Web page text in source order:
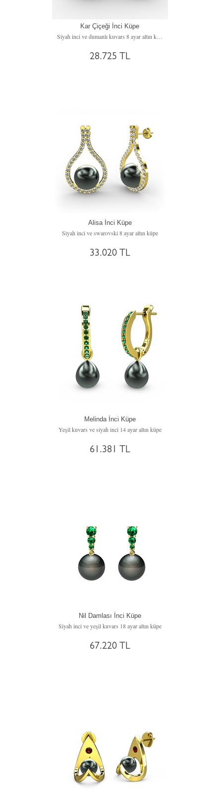
Kar Çiçeği İnci Küpe
Siyah inci ve dumanlı kuvars 8 ayar altın küpe
28.725 TL
Alisa İnci Küpe
Siyah inci ve swarovski 8 ayar altın küpe
33.020 TL
Melinda İnci Küpe
Yeşil kuvars ve siyah inci 14 ayar altın küpe
61.381 TL
Nil Damlası İnci Küpe
Siyah inci ve yeşil kuvars 18 ayar altın küpe
67.220 TL